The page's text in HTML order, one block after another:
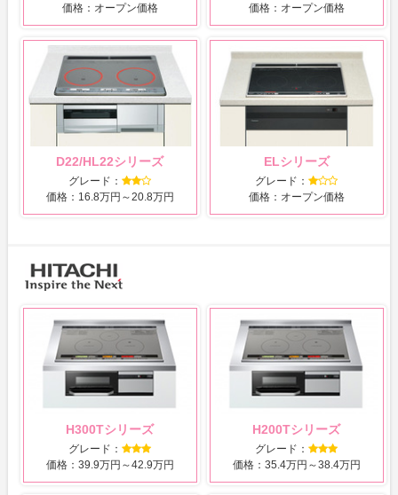
価格：オープン価格
価格：オープン価格
D22/HL22シリーズ
グレード：
価格：16.8万円～20.8万円
ELシリーズ
グレード：
価格：オープン価格
H300Tシリーズ
グレード：
価格：39.9万円～42.9万円
H200Tシリーズ
グレード：
価格：35.4万円～38.4万円